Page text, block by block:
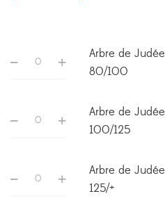
Arbre de Judée
80/100
Arbre de Judée
100/125
Arbre de Judée
125/+